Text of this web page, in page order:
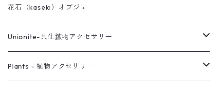
花石（kaseki）オブジェ
Unionite-共生鉱物アクセサリー
ピアス
Plants - 植物アクセサリー